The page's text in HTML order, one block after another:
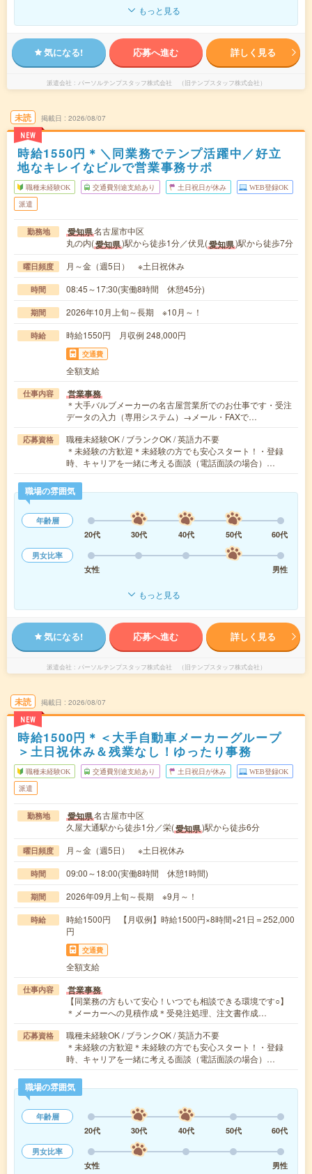
もっと見る
気になる! 応募へ進む 詳しく見る
派遣会社 パーソルテンプスタッフ株式会社 （旧テンプスタッフ株式会社）
未読
NEW
掲載日 2026/08/07
時給1550円＊＼同業務でテンプ活躍中／好立
地なキレイなビルで営業事務サポ
職種未経験OK 交通費別途支給あり 土日祝日が休み WEB登録OK
派遣
勤務地 愛知県名古屋市中区
丸の内(愛知県)駅から徒歩1分／伏見(愛知県)駅から徒歩7分
曜日頻度 月～金（週5日） ※土日祝休み
時間 08:45～17:30(実働8時間 休憩45分)
期間 2026年10月上旬～長期 ※10月～！
時給 時給1550円 月収例 248,000円
交通費
全額支給
仕事内容 営業事務
＊大手バルブメーカーの名古屋営業所でのお仕事です・受注
データの入力（専用システム）→メール・FAXで…
応募資格
職種未経験OK / ブランクOK / 英語力不要
＊未経験の方歓迎＊未経験の方でも安心スタート！・登録
時、キャリアを一緒に考える面談（電話面談の場合）…
職場の雰囲気
年齢層
20代
30代 40代 50代
60代
男女比率
女性
男性
もっと見る
気になる! 応募へ進む 詳しく見る
派遣会社 パーソルテンプスタッフ株式会社 （旧テンプスタッフ株式会社）
未読
NEW
掲載日 2026/08/07
時給1500円＊＜大手自動車メーカーグループ
＞土日祝休み＆残業なし！ゆったり事務
職種未経験OK 交通費別途支給あり 土日祝日が休み WEB登録OK
派遣
勤務地 愛知県名古屋市中区
久屋大通駅から徒歩1分／栄(愛知県)駅から徒歩6分
曜日頻度 月～金（週5日） ※土日祝休み
時間 09:00～18:00(実働8時間 休憩1時間)
期間 2026年09月上旬～長期 ※9月～！
時給
時給1500円 【月収例】時給1500円×8時間×21日＝252,000
円
交通費
全額支給
仕事内容 営業事務
【同業務の方もいて安心！いつでも相談できる環境です○】
＊メーカーへの見積作成＊受発注処理、注文書作成…
応募資格
職種未経験OK / ブランクOK / 英語力不要
＊未経験の方歓迎＊未経験の方でも安心スタート！・登録
時、キャリアを一緒に考える面談（電話面談の場合）…
職場の雰囲気
年齢層
20代
30代 40代 50代
60代
男女比率
女性
男性